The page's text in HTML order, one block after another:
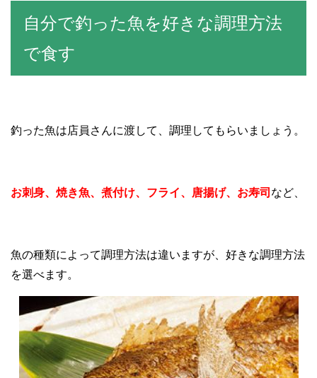
自分で釣った魚を好きな調理方法
で食す
釣った魚は店員さんに渡して、調理してもらいましょう。
お刺身、焼き魚、煮付け、フライ、唐揚げ、お寿司 など、
魚の種類によって調理方法は違いますが、好きな調理方法
を選べます。